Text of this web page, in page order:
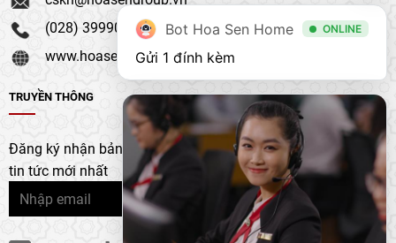
(028) 39990 111
www.hoasengroup.vn
TRUYỀN THÔNG
Đăng ký nhận bản tin của chúng tôi để nhận bản cập nhật &
tin tức mới nhất
Bot Hoa Sen Home ONLINE
Gửi 1 đính kèm